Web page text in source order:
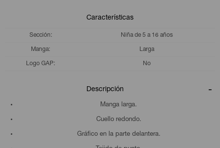
Características
Sección Niña de 5 a 16 años
Manga Larga
Logo GAP No
Descripción
Manga larga.
Cuello redondo.
Gráfico en la parte delantera.